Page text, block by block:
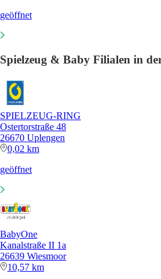
geöffnet
Spielzeug & Baby Filialen in
SPIELZEUG-RING
Ostertorstraße 48
26670 Uplengen
0,02 km
geöffnet
BabyOne
Kanalstraße II 1a
26639 Wiesmoor
10,57 km